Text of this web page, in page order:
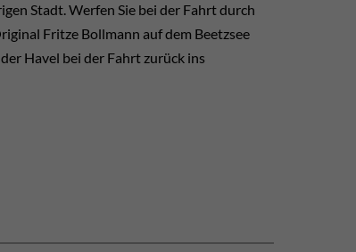
Stadt. Werfen Sie bei der Fahrt durch
Fritze Bollmann auf dem Beetzsee
Havel bei der Fahrt zurück ins